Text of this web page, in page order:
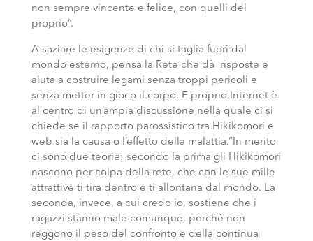
non sempre vincente e felice, con quelli del
proprio”.
A saziare le esigenze di chi si taglia fuori dal
mondo esterno, pensa la Rete che dà risposte e
aiuta a costruire legami senza troppi pericoli e
senza metter in gioco il corpo. E proprio Internet è
al centro di un’ampia discussione nella quale ci si
chiede se il rapporto parossistico tra Hikikomori e
web sia la causa o l’effetto della malattia.“In merito
ci sono due teorie: secondo la prima gli Hikikomori
nascono per colpa della rete, che con le sue mille
attrattive ti tira dentro e ti allontana dal mondo. La
seconda, invece, a cui credo io, sostiene che i
ragazzi stanno male comunque, perché non
reggono il peso del confronto e della continua